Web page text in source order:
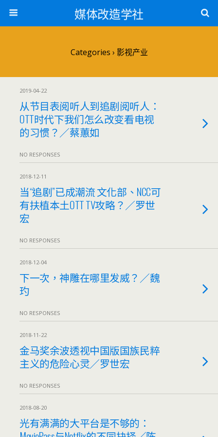
媒体改造学社
Categories › 影视产业
2019-04-22
从节目表阅听人到追剧阅听人：
OTT时代下我们怎么改变看电视
的习惯？／蔡蕙如
NO RESPONSES
2018-12-11
当“追剧”已成潮流 文化部、NCC可
有扶植本土OTT TV攻略？／罗世
宏
NO RESPONSES
2018-12-04
下一次，神雕在哪里发威？／魏
玓
NO RESPONSES
2018-11-22
金马奖余波透视中国版国族民粹
主义的危险心灵／罗世宏
NO RESPONSES
2018-08-20
光有满满的大平台是不够的：